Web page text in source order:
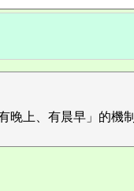
晚上、有晨早」的機制